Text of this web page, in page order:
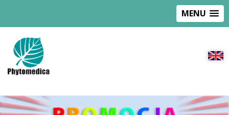
MENU